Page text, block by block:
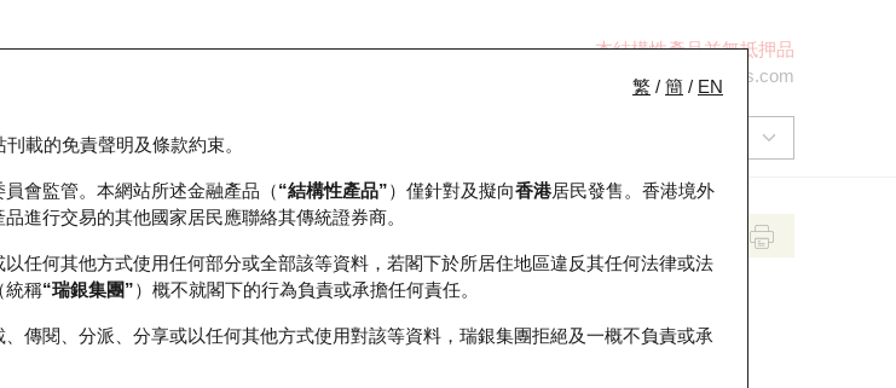
本結構性產品並無抵押品
ol-hkwarrants@ubs.com
瑞銀輪證教室
繁 / 簡 / EN
載的免責聲明及條款約束。
會監管。本網站所述金融產品（“結構性產品”）僅針對及擬向香港居民發售。香港境外
進行交易的其他國家居民應聯絡其傳統證券商。
任何其他方式使用任何部分或全部該等資料，若閣下於所居住地區違反其任何法律或法
統稱“瑞銀集團”）概不就閣下的行為負責或承擔任何責任。
傳閱、分派、分享或以任何其他方式使用對該等資料，瑞銀集團拒絕及一概不負責或承
常見問題 (1)